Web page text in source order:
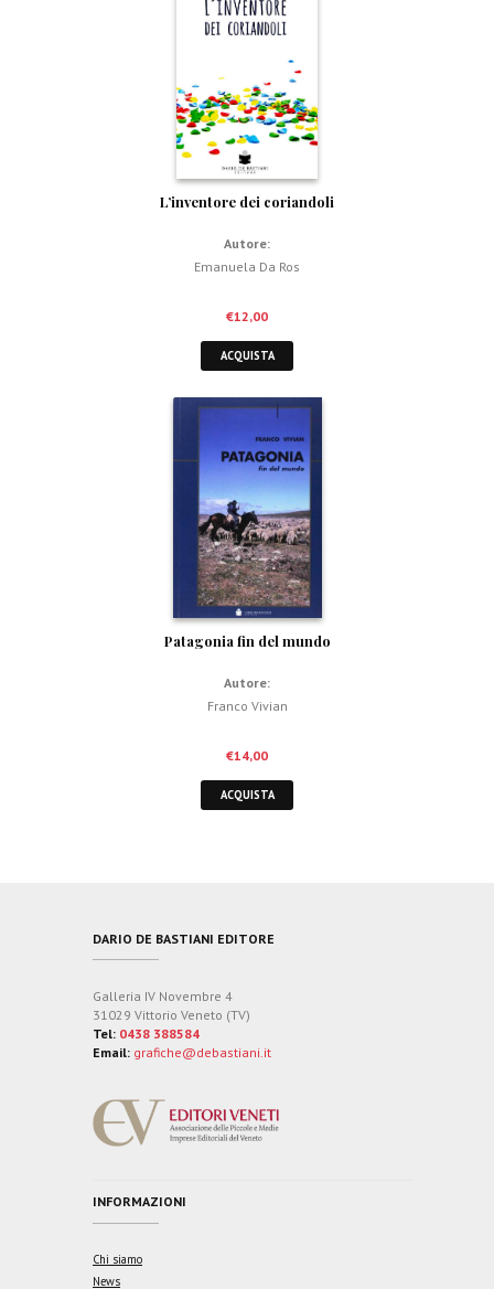
L’inventore dei coriandoli
Autore:
Emanuela Da Ros
€12,00
ACQUISTA
Patagonia fin del mundo
Autore:
Franco Vivian
€14,00
ACQUISTA
DARIO DE BASTIANI EDITORE
Galleria IV Novembre 4
31029 Vittorio Veneto (TV)
Tel: 0438 388584
Email: grafiche@debastiani.it
INFORMAZIONI
Chi siamo
News